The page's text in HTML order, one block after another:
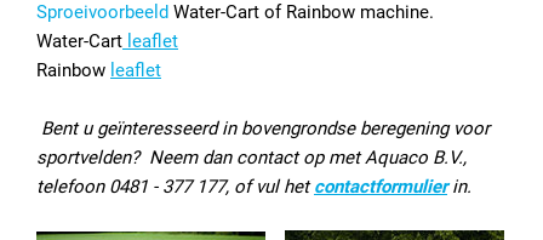
Sproeivoorbeeld Water-Cart of Rainbow machine.
Water-Cart leaflet
Rainbow leaflet
Bent u geïnteresseerd in bovengrondse beregening voor
sportvelden? Neem dan contact op met Aquaco B.V.,
telefoon 0481 - 377 177, of vul hetcontactformulier in.